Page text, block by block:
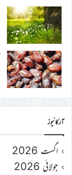
آرکائیوز
اگست 2026
جولائی 2026